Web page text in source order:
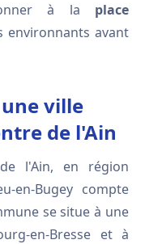
à la place
environnants avant
ville
de l'Ain
l'Ain, en région
en-Bugey compte
se situe à une
en-Bresse et à